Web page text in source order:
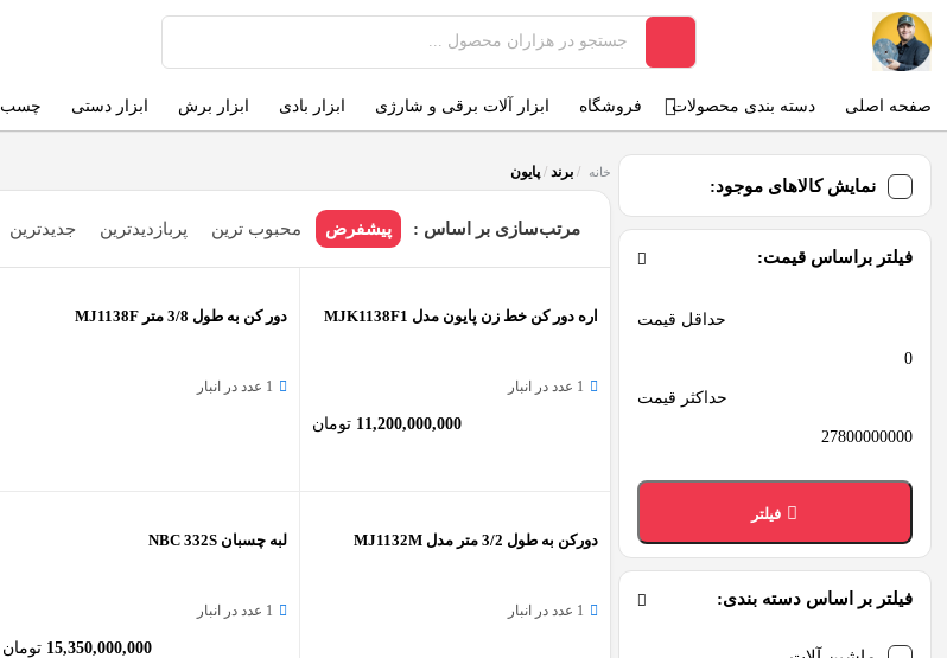
صفحه اصلی دسته بندی محصولات فروشگاه ابزار آلات برقی و شارژی ابزار بادی ابزار برش ابزار دستی چسب
نمایش کالاهای موجود:
فیلتر براساس قیمت:
حداقل قیمت
حداکثر قیمت
فیلتر
فیلتر بر اساس دسته بندی:
خانه /برند /پایون
مرتب‌سازی بر اساس : پیشفرض محبوب ترین پربازدیدترین جدیدترین
اره دور کن خط زن پایون مدل MJK1138F1
1 عدد در انبار
11,200,000,000 تومان
دور کن به طول 3/8 متر MJ1138F
1 عدد در انبار
دورکن به طول 3/2 متر مدل MJ1132M
1 عدد در انبار
لبه چسبان NBC 332S
1 عدد در انبار
15,350,000,000 تومان